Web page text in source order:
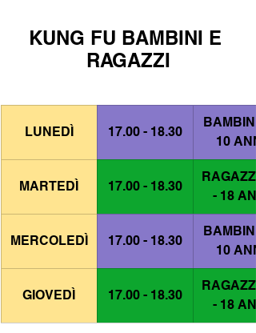
KUNG FU BAMBINI E
RAGAZZI
LUNEDÌ 17.00 - 18.30
10
MARTEDÌ 17.00 - 18.30
- 18
MERCOLEDÌ 17.00 - 18.30
10
GIOVEDÌ 17.00 - 18.30
- 18